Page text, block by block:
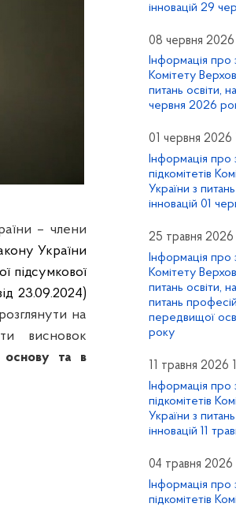
– члени
України
підсумкової
23.09.2024)
на
висновок
основу та в
інновацій 29
08 червня 2026
Інформація про
Комітету
питань освіти,
червня 2026
01 червня 2026
Інформація про
підкомітетів
України з
інновацій 01
25 травня 2026
Інформація про
Комітету
питань освіти,
питань
передвищої
року
11 травня 2026
Інформація про
підкомітетів
України з
інновацій 11
04 травня 2026
Інформація про
підкомітетів